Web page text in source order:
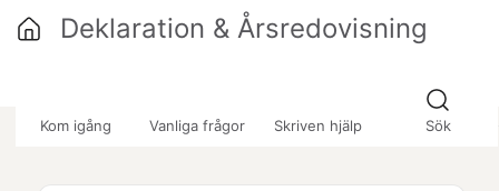
Hoppa över till huvudinnehåll
Kom igång Vanliga frågor Skriven hjälp Sök
Deklaration & Årsredovisning